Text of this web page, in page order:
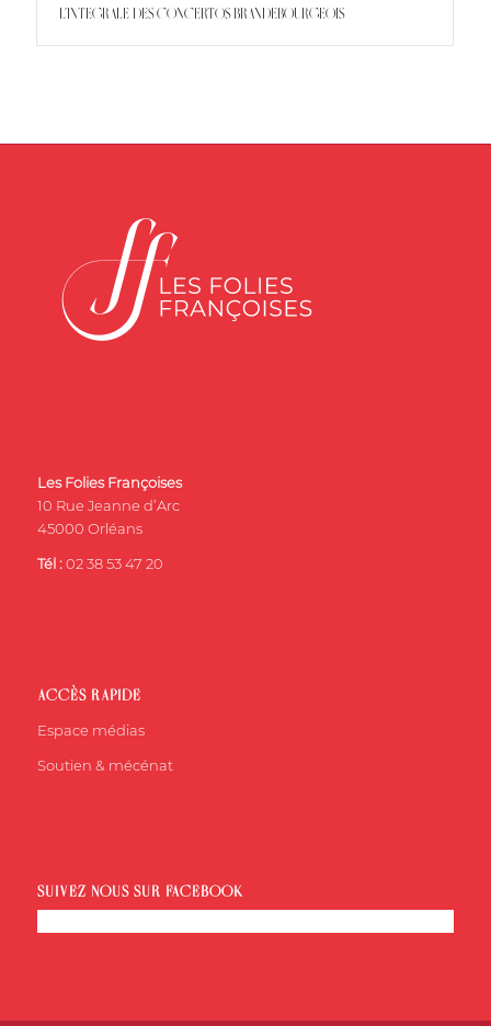
L’INTEGRALE DES CONCERTOS BRANDEBOURGEOIS
Les Folies Françoises
10 Rue Jeanne d’Arc
45000 Orléans
Tél : 02 38 53 47 20
ACCÈS RAPIDE
Espace médias
Soutien & mécénat
SUIVEZ-NOUS SUR FACEBOOK